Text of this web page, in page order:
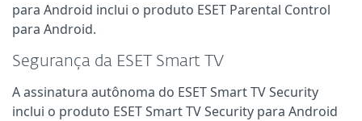
para Android inclui o produto ESET Parental Control
para Android.
Segurança da ESET Smart TV
A assinatura autônoma do ESET Smart TV Security
inclui o produto ESET Smart TV Security para Android